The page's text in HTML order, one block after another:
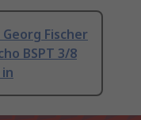
Fischer
BSPT 3/8